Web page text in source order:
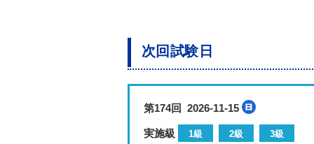
次回試験日
第174回 2026-11-15
実施級 1級 2級 3級